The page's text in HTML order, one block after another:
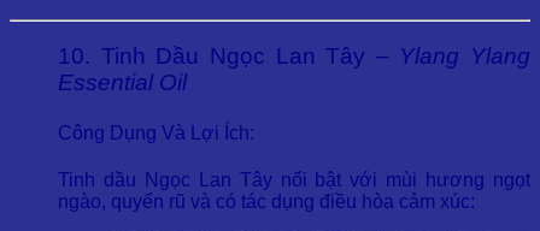
10. Tinh Dầu Ngọc Lan Tây – Ylang Ylang
Essential Oil
Công Dụng Và Lợi Ích:
Tinh dầu Ngọc Lan Tây nổi bật với mùi hương ngọt
ngào, quyến rũ và có tác dụng điều hòa cảm xúc: